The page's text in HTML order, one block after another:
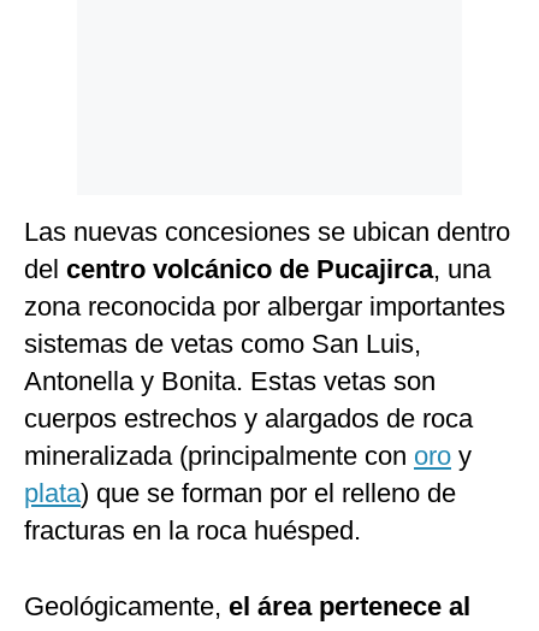
Las nuevas concesiones se ubican dentro
del centro volcánico de Pucajirca, una
zona reconocida por albergar importantes
sistemas de vetas como San Luis,
Antonella y Bonita. Estas vetas son
cuerpos estrechos y alargados de roca
mineralizada (principalmente con oro y
plata) que se forman por el relleno de
fracturas en la roca huésped.
Geológicamente, el área pertenece al